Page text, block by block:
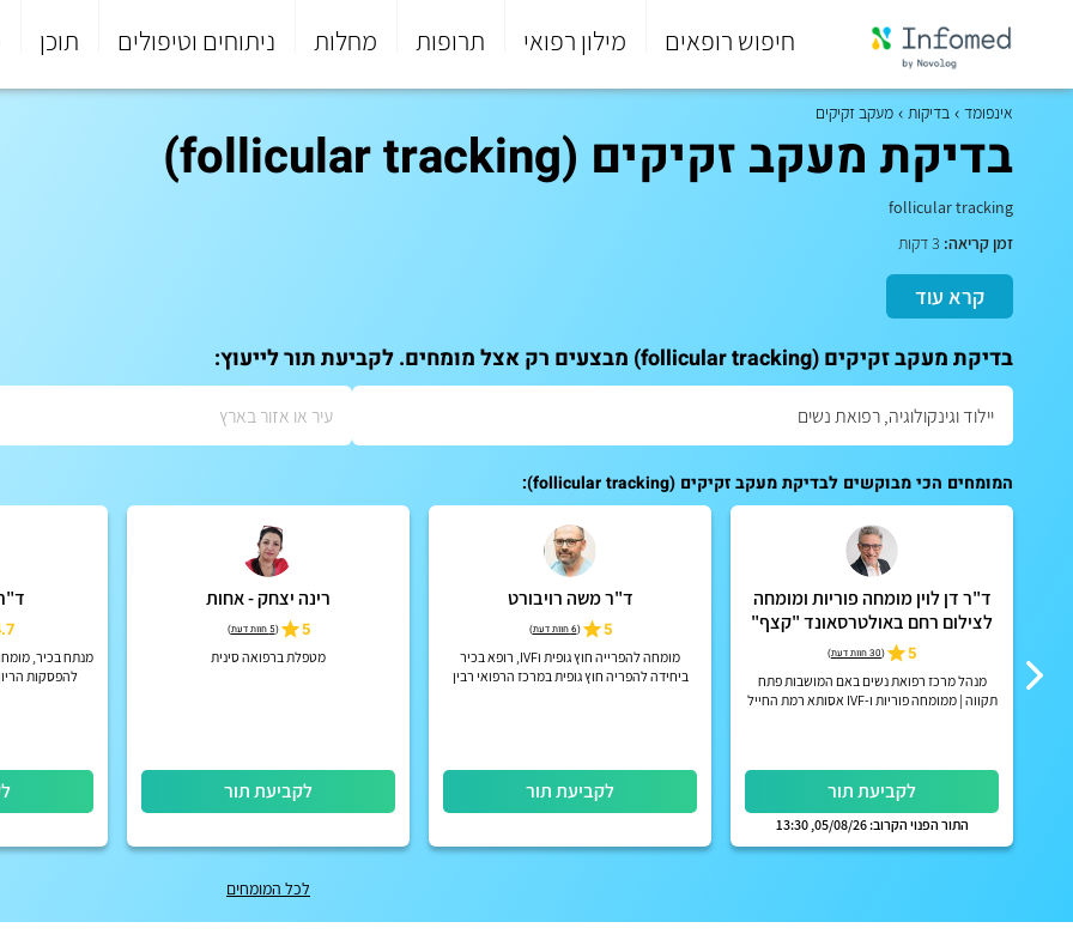
חיפוש רופאים מילון רפואי תרופות מחלות ניתוחים וטיפולים תוכן
סוף
אינפומד בדיקות מעקב זקיקים
בדיקת מעקב זקיקים (follicular tracking)
follicular tracking
זמן קריאה:
קרא עוד
בדיקת מעקב זקיקים (follicular tracking) מבצעים רק אצל מומחים. לקביעת תור לייעוץ:
המומחים הכי מבוקשים לבדיקת מעקב זקיקים (follicular tracking):
ד"ר דן לוין מומחה פוריות ומומחה
לצילום רחם באולטרסאונד "קצף"
EX-EM 5
(30 חוות דעת )
מנהל מרכז רפואת נשים באם המושבות פתח
תקווה | ממומחה פוריות ו-IVF אסותא רמת החייל
לקביעת תור
התור הפנוי הקרוב: 05/08/26, 13:30
ד"ר משה רויבורט
5
(6 חוות דעת )
מומחה להפרייה חוץ גופית וIVF, רופא בכיר
ביחידה להפריה חוץ גופית במרכז הרפואי רבין
לקביעת תור
רינה יצחק - אחות
5
(5 חוות דעת )
מטפלת ברפואה סינית
לקביעת תור
מנתח בכיר,
להפסקות
לכל המומחים